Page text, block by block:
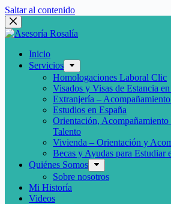
Saltar al contenido
Inicio
Servicios
Homologaciones Laboral Clic
Visados y Visas de Estancia en
Extranjería –
Estudios en España
Orientación,
Talento
Vivienda – Orientación y
Becas y Ayudas para Estudiar
Quiénes Somos
Sobre nosotros
Mi Historía
Videos